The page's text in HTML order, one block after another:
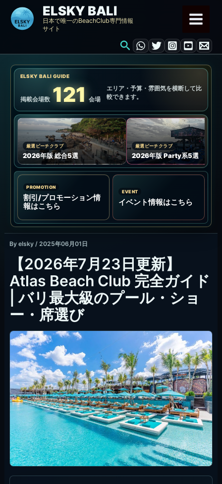
ELSKY BALI
日本で唯一のBeachClub専門情報
サイト
検
ELSKY BALI GUIDE
掲載会場数 121 会場
エリア・予算・雰囲気を横断して比
較できます。
厳選ビーチクラブ
2026年版 総合5選
厳選ビーチクラブ
2026年版 Party系5選
PROMOTION
割引/プロモーション情
報はこちら
EVENT
イベント情報はこちら
By elsky / 2025年06月01日
【2026年7月23日更新】
Atlas Beach Club 完全ガイド
| バリ最大級のプール・ショ
ー・席選び